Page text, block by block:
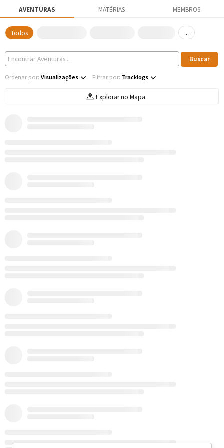
AVENTURAS MATÉRIAS MEMBROS
Todos ...
Ordenar por: Visualizações Filtrar por: Tracklogs
Explorar no Mapa